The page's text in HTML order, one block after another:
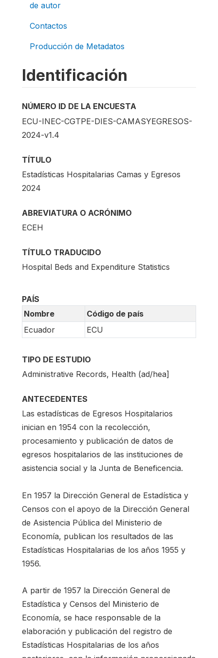
de autor
Contactos
Producción de Metadatos
Identificación
NÚMERO ID DE LA ENCUESTA
ECU-INEC-CGTPE-DIES-CAMASYEGRESOS-
2024-v1.4
TÍTULO
Estadísticas Hospitalarias Camas y Egresos
2024
ABREVIATURA O ACRÓNIMO
ECEH
TÍTULO TRADUCIDO
Hospital Beds and Expenditure Statistics
PAÍS
Nombre
Código de país
Ecuador
ECU
TIPO DE ESTUDIO
Administrative Records, Health (ad/hea]
ANTECEDENTES
Las estadísticas de Egresos Hospitalarios
inician en 1954 con la recolección,
procesamiento y publicación de datos de
egresos hospitalarios de las instituciones de
asistencia social y la Junta de Beneficencia.
En 1957 la Dirección General de Estadística y
Censos con el apoyo de la Dirección General
de Asistencia Pública del Ministerio de
Economía, publican los resultados de las
Estadísticas Hospitalarias de los años 1955 y
1956.
A partir de 1957 la Dirección General de
Estadística y Censos del Ministerio de
Economía, se hace responsable de la
elaboración y publicación del registro de
Estadísticas Hospitalarias de los años